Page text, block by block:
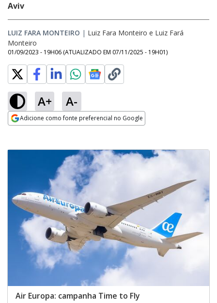
Aviv
LUIZ FARA MONTEIRO | Luiz Fara Monteiro e Luiz Fará
Monteiro
01/09/2023 - 19H06 (ATUALIZADO EM 07/11/2025 - 19H01)
A+ A-
Adicione como fonte preferencial no Google
Air Europa: campanha Time to Fly